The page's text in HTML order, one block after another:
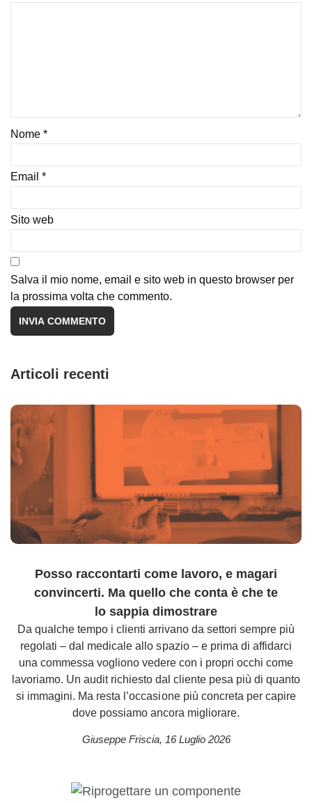
Nome *
Email *
Sito web
Salva il mio nome, email e sito web in questo browser per
la prossima volta che commento.
Articoli recenti
Posso raccontarti come lavoro, e magari
convincerti. Ma quello che conta è che te
lo sappia dimostrare
Da qualche tempo i clienti arrivano da settori sempre più
regolati – dal medicale allo spazio – e prima di affidarci
una commessa vogliono vedere con i propri occhi come
lavoriamo. Un audit richiesto dal cliente pesa più di quanto
si immagini. Ma resta l’occasione più concreta per capire
dove possiamo ancora migliorare.
Giuseppe Friscia, 16 Luglio 2026